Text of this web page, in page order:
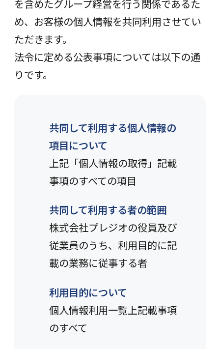
を含めたグループ経営を行う関係であるた
め、お客様の個人情報を共同利用させてい
ただきます。
法令に定める公表事項については以下の通
りです。
共同して利用する個人情報の
項目について
上記「個人情報の取得」記載
事項のすべての項目
共同して利用する者の範囲
株式会社プレジオの役員及び
従業員のうち、利用目的に記
載の業務に従事する者
利用目的について
個人情報利用一覧上記載事項
のすべて